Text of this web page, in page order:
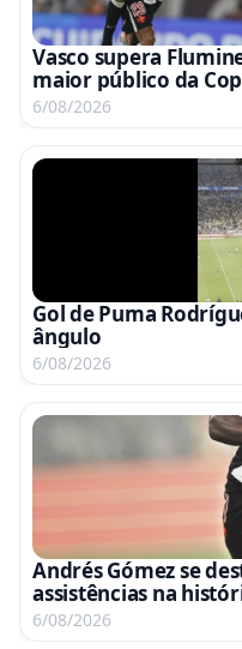
Vasco supera
maior público da
ranking
6/08/2026
Gol de Puma
ângulo
6/08/2026
Andrés Gómez se
assistências na
sua estreia
6/08/2026